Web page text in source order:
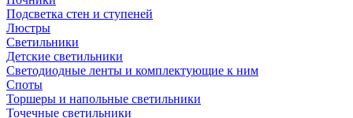
Подсветка стен и ступеней
Люстры
Светильники
Детские светильники
Светодиодные ленты и комплектующие к ним
Споты
Торшеры и напольные светильники
Точечные светильники